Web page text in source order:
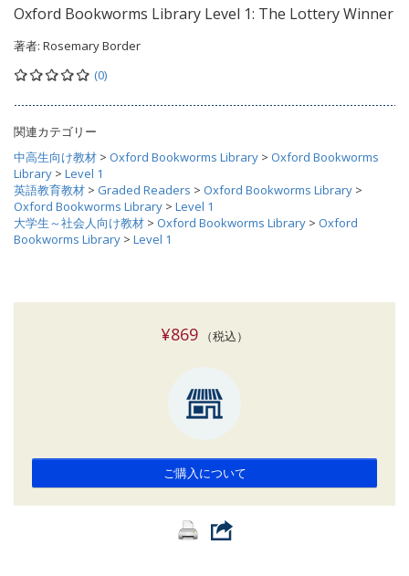
Oxford Bookworms Library Level 1: The Lottery Winner
著者: Rosemary Border
(0)
関連カテゴリー
中高生向け教材 > Oxford Bookworms Library > Oxford Bookworms
Library > Level 1
英語教育教材 > Graded Readers > Oxford Bookworms Library >
Oxford Bookworms Library > Level 1
大学生～社会人向け教材 > Oxford Bookworms Library > Oxford
Bookworms Library > Level 1
¥869 （税込）
ご購入について